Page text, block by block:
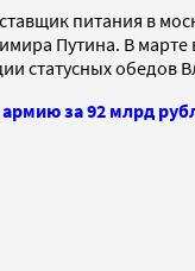
питания в
Путина. В
статусных
за 92 млрд